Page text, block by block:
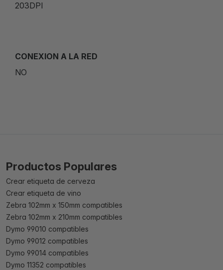
203DPI
CONEXION A LA RED
NO
Productos Populares
Crear etiqueta de cerveza
Crear etiqueta de vino
Zebra 102mm x 150mm compatibles
Zebra 102mm x 210mm compatibles
Dymo 99010 compatibles
Dymo 99012 compatibles
Dymo 99014 compatibles
Dymo 11352 compatibles